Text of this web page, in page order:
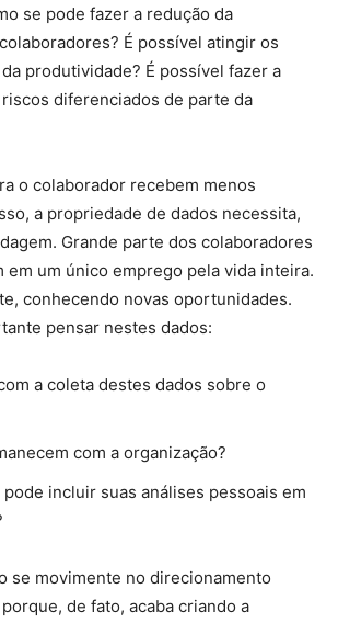
se pode fazer a redução da
É possível atingir os
produtividade? É possível fazer a
diferenciados de parte da
o colaborador recebem menos
a propriedade de dados necessita,
Grande parte dos colaboradores
em um único emprego pela vida inteira.
conhecendo novas oportunidades.
pensar nestes dados:
a coleta destes dados sobre o
com a organização?
incluir suas análises pessoais em
se movimente no direcionamento
de fato, acaba criando a